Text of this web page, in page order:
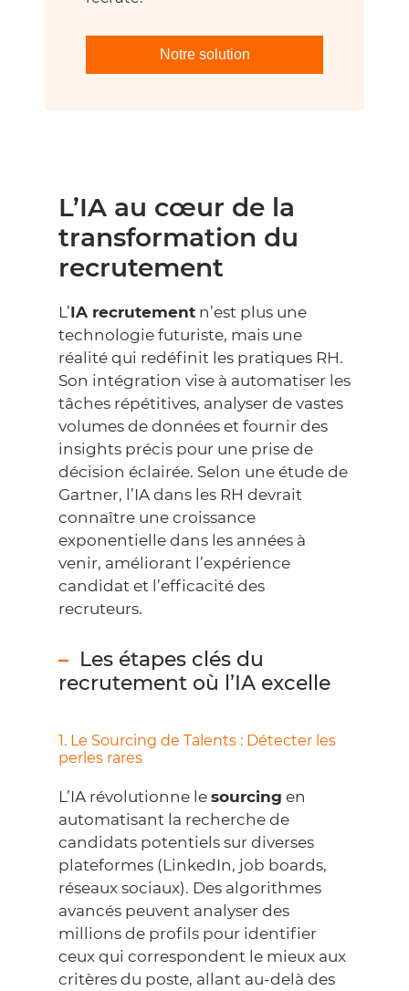
Notre solution
L’IA au cœur de la
transformation du
recrutement
L’IA recrutement n’est plus une
technologie futuriste, mais une
réalité qui redéfinit les pratiques RH.
Son intégration vise à automatiser les
tâches répétitives, analyser de vastes
volumes de données et fournir des
insights précis pour une prise de
décision éclairée. Selon une étude de
Gartner, l’IA dans les RH devrait
connaître une croissance
exponentielle dans les années à
venir, améliorant l’expérience
candidat et l’efficacité des
recruteurs.
Les étapes clés du
recrutement où l’IA excelle
1. Le Sourcing de Talents : Détecter les
perles rares
L’IA révolutionne le sourcing en
automatisant la recherche de
candidats potentiels sur diverses
plateformes (LinkedIn, job boards,
réseaux sociaux). Des algorithmes
avancés peuvent analyser des
millions de profils pour identifier
ceux qui correspondent le mieux aux
critères du poste, allant au-delà des